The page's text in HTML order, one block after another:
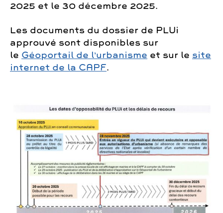
2025 et le 30 décembre 2025.
Les documents du dossier de PLUi
approuvé sont disponibles sur
le Géoportail de l’urbanisme et sur le site
internet de la CAPF.